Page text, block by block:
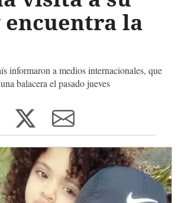
encuentra la
informaron a medios internacionales, que
balacera el pasado jueves